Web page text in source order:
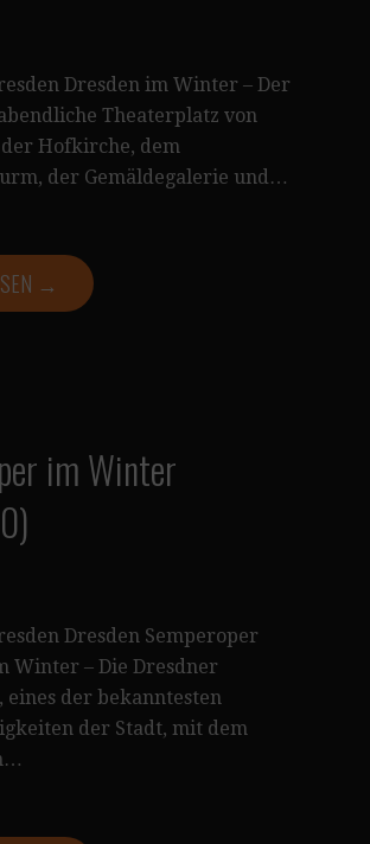
Dresden im Winter – Der
Theaterplatz von
Hofkirche, dem
der Gemäldegalerie und…
→
im Winter
Dresden Semperoper
Winter – Die Dresdner
eines der bekanntesten
der Stadt, mit dem